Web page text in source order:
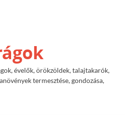
évelők, örökzöldek, talajtakarók,
termesztése, gondozása,